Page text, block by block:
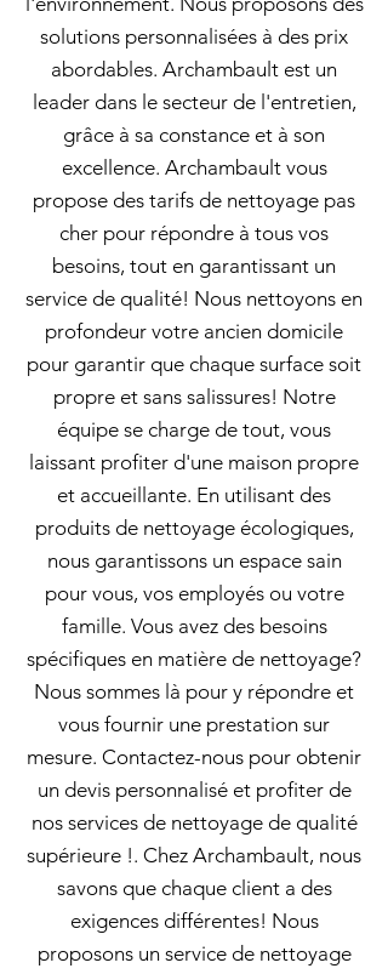
solutions personnalisées à des prix
abordables. Archambault est un
leader dans le secteur de l'entretien,
grâce à sa constance et à son
excellence. Archambault vous
propose des tarifs de nettoyage pas
cher pour répondre à tous vos
besoins, tout en garantissant un
service de qualité! Nous nettoyons en
profondeur votre ancien domicile
pour garantir que chaque surface soit
propre et sans salissures! Notre
équipe se charge de tout, vous
laissant profiter d'une maison propre
et accueillante. En utilisant des
produits de nettoyage écologiques,
nous garantissons un espace sain
pour vous, vos employés ou votre
famille. Vous avez des besoins
spécifiques en matière de nettoyage?
Nous sommes là pour y répondre et
vous fournir une prestation sur
mesure. Contactez-nous pour obtenir
un devis personnalisé et profiter de
nos services de nettoyage de qualité
supérieure !. Chez Archambault, nous
savons que chaque client a des
exigences différentes! Nous
proposons un service de nettoyage